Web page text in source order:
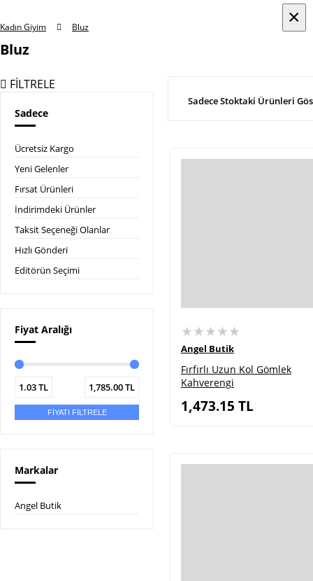
Kadın Giyim Bluz
Bluz
FİLTRELE
Sadece
Ücretsiz Kargo
Yeni Gelenler
Fırsat Ürünleri
İndirimdeki Ürünler
Taksit Seçeneği Olanlar
Hızlı Gönderi
Editörün Seçimi
Fiyat Aralığı
1.03TL 1,785.00TL
FİYATI FİLTRELE
Markalar
Angel Butik
Sadece Stoktaki Ürünleri
★★★★★
Angel Butik
Fırfırlı Uzun Kol Gömlek
Kahverengi
1,473.15 TL
×
×